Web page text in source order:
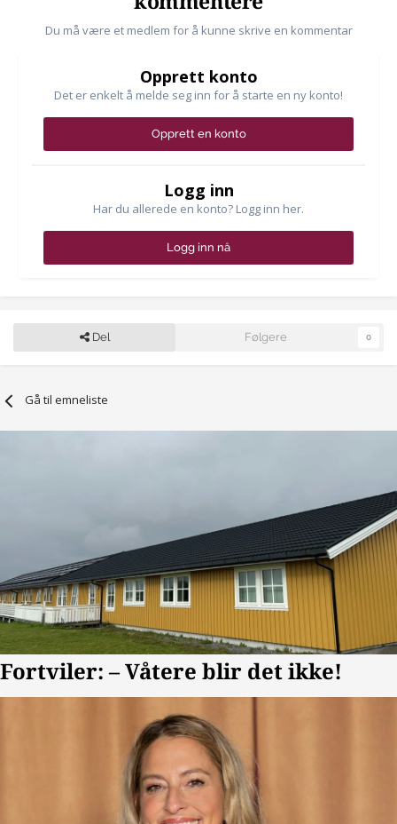
Du må være et medlem for å kunne skrive en kommentar
Opprett konto
Det er enkelt å melde seg inn for å starte en ny konto!
Opprett en konto
Logg inn
Har du allerede en konto? Logg inn her.
Logg inn nå
Del Følgere 0
Gå til emneliste